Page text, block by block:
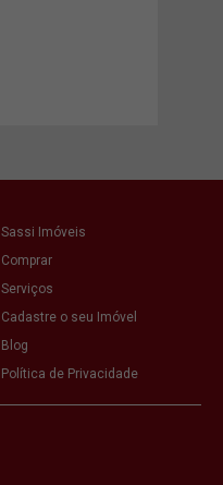
Sassi Imóveis
Comprar
Serviços
Cadastre o seu Imóvel
Blog
Política de Privacidade